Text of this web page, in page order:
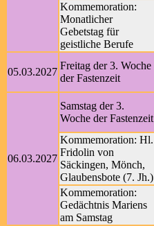
Kommemoration:
Monatlicher
Gebetstag für
geistliche Berufe
05.03.2027
Freitag der 3. Woche
der Fastenzeit
06.03.2027
Samstag der 3.
Woche der Fastenzeit
Kommemoration: Hl.
Fridolin von
Säckingen, Mönch,
Glaubensbote (7. Jh.)
Kommemoration:
Gedächtnis Mariens
am Samstag